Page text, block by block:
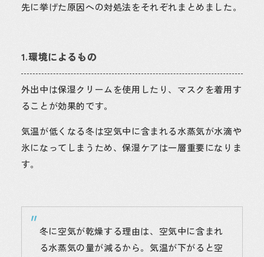
先に挙げた原因への対処法をそれぞれまとめました。
1.環境によるもの
外出中は保湿クリームを使用したり、マスクを着用す
ることが効果的です。
気温が低くなる冬は空気中に含まれる水蒸気が水滴や
氷になってしまうため、保湿ケアは一層重要になりま
す。
冬に空気が乾燥する理由は、空気中に含まれ
る水蒸気の量が減るから。気温が下がると空